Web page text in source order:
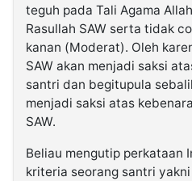
teguh pada Tali Agama
Rasullah SAW serta tidak
kanan (Moderat). Oleh
SAW akan menjadi saksi
santri dan begitupula
menjadi saksi atas
SAW.
Beliau mengutip perkataan
kriteria seorang santri